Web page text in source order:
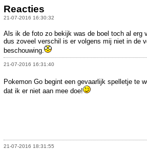
Reacties
21-07-2016 16:30:32
Als ik de foto zo bekijk was de boel toch al erg
dus zoveel verschil is er volgens mij niet in de
beschouwing.
21-07-2016 16:31:40
Pokemon Go begint een gevaarlijk spelletje te
dat ik er niet aan mee doe!
21-07-2016 18:31:55